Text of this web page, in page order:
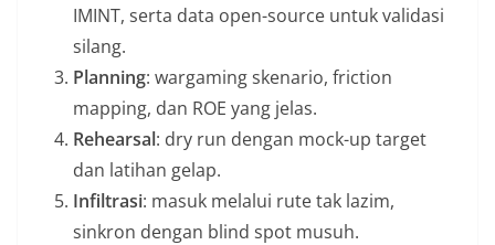
IMINT, serta data open-source untuk validasi
silang.
Planning: wargaming skenario, friction
mapping, dan ROE yang jelas.
Rehearsal: dry run dengan mock-up target
dan latihan gelap.
Infiltrasi: masuk melalui rute tak lazim,
sinkron dengan blind spot musuh.